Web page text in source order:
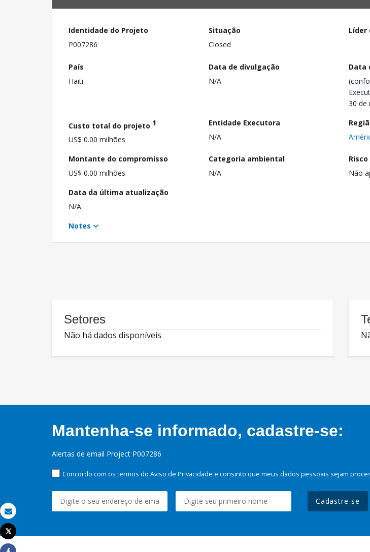
Email
Imprimir
Tweet
Identidade do Projeto
P007286
Situação
Closed
Líder
País
Haiti
Data de divulgação
N/A
Data
30 de
Custo total do projeto 1
US$ 0.00 milhões
Entidade Executora
N/A
Montante do compromisso
US$ 0.00 milhões
Categoria ambiental
N/A
Não
Data da última atualização
N/A
Notes
Setores
Não há dados disponíveis
Mantenha-se informado, cadastre-se:
Alertas de email Project P007286
Concordo com os termos do Aviso de Privacidade e consinto que meus dados pessoais sejam
Cadastre-se